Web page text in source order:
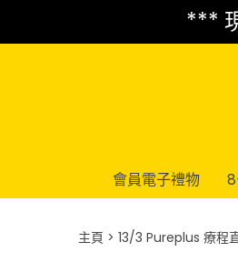
***
會員電子禮物
主頁 13/3 Pureplus 療程